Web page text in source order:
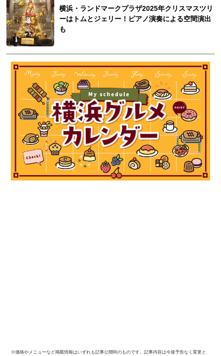
横浜・ランドマークプラザ2025年クリスマスツリ
ーはトムとジェリー！ピアノ演奏による空間演出
も
※価格やメニューなど掲載情報はいずれも記事公開時のものです。記事内容は今後予告なく変更と